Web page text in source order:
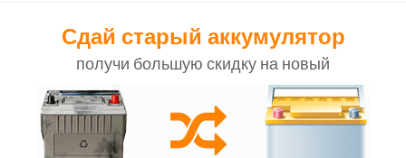
Сдай старый аккумулятор
получи большую скидку на новый